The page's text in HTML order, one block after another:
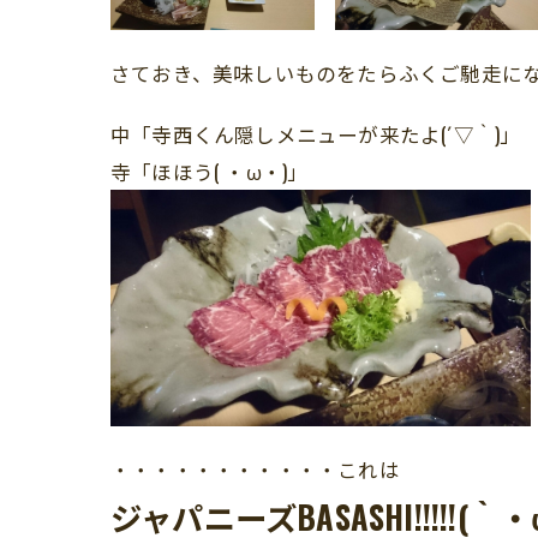
さておき、美味しいものをたらふくご馳走に
中「寺西くん隠しメニューが来たよ(´▽｀)」
寺「ほほう( ・ω・)」
・・・・・・・・・・・これは
ジャパニーズBASASHI!!!!!(｀